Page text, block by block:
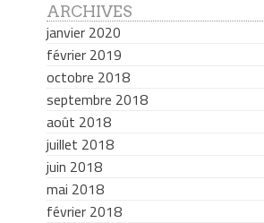
ARCHIVES
janvier 2020
février 2019
octobre 2018
septembre 2018
août 2018
juillet 2018
juin 2018
mai 2018
février 2018